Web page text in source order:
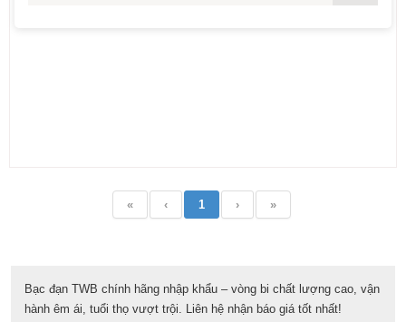
« ‹ 1 › »
Bạc đạn TWB chính hãng nhập khẩu – vòng bi chất lượng cao, vận
hành êm ái, tuổi thọ vượt trội. Liên hệ nhận báo giá tốt nhất!